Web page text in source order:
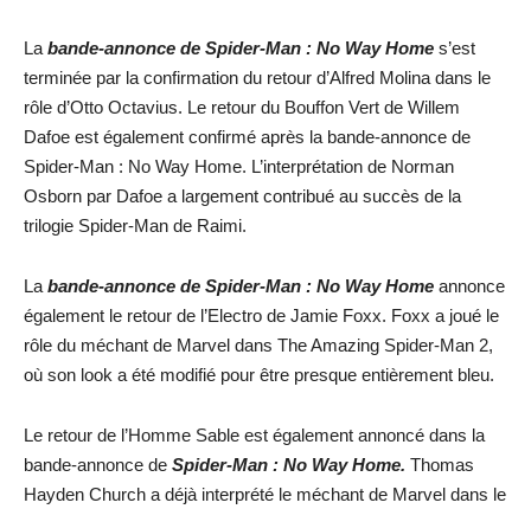
La bande-annonce de Spider-Man : No Way Home s’est
terminée par la confirmation du retour d’Alfred Molina dans le
rôle d’Otto Octavius. Le retour du Bouffon Vert de Willem
Dafoe est également confirmé après la bande-annonce de
Spider-Man : No Way Home. L’interprétation de Norman
Osborn par Dafoe a largement contribué au succès de la
trilogie Spider-Man de Raimi.
La bande-annonce de Spider-Man : No Way Home annonce
également le retour de l’Electro de Jamie Foxx. Foxx a joué le
rôle du méchant de Marvel dans The Amazing Spider-Man 2,
où son look a été modifié pour être presque entièrement bleu.
Le retour de l’Homme Sable est également annoncé dans la
bande-annonce de Spider-Man : No Way Home. Thomas
Hayden Church a déjà interprété le méchant de Marvel dans le